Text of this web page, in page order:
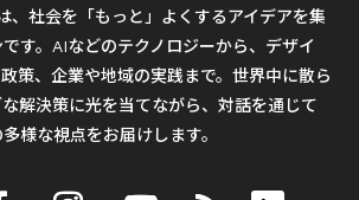
、社会を「もっと」よくするアイデアを集
す。AIなどのテクノロジーから、デザイ
策、企業や地域の実践まで。世界中に散ら
解決策に光を当てながら、対話を通じて
様な視点をお届けします。